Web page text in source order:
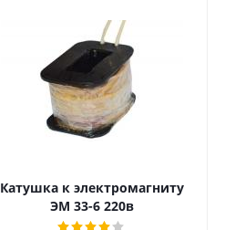
Катушка к электромагниту
ЭМ 33-6 220в